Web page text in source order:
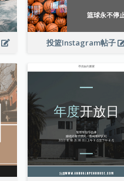
投篮Instagram帖子